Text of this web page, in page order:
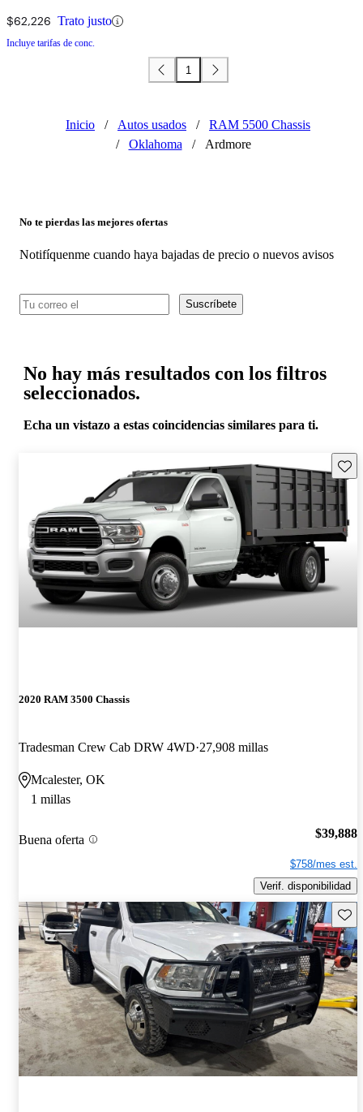
$62,226 Trato justo
Incluye tarifas de conc.
1
Inicio / Autos usados /
RAM 5500 Chassis
/
Oklahoma / Ardmore
No te pierdas las mejores ofertas
Notifíquenme cuando haya bajadas de precio o nuevos avisos
Suscríbete
No hay más resultados con los filtros
seleccionados.
Echa un vistazo a estas coincidencias similares para ti.
2020 RAM 3500 Chassis
Tradesman Crew Cab DRW 4WD 27,908 millas
Mcalester, OK
1 millas
Buena oferta $39,888
$758/mes est.
Verif. disponibilidad